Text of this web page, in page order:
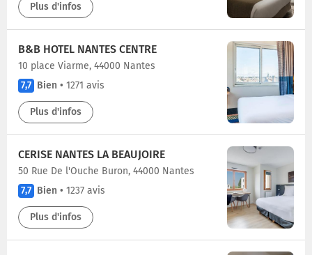
Plus d'infos
B&B HOTEL NANTES CENTRE
10 place Viarme, 44000 Nantes
7,7 Bien • 1271 avis
Plus d'infos
CERISE NANTES LA BEAUJOIRE
50 Rue De l'Ouche Buron, 44000 Nantes
7,7 Bien • 1237 avis
Plus d'infos